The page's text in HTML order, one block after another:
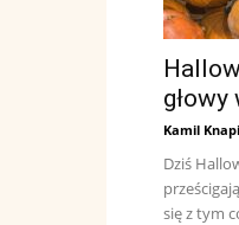
głowy
Kamil
Dziś
się z tym